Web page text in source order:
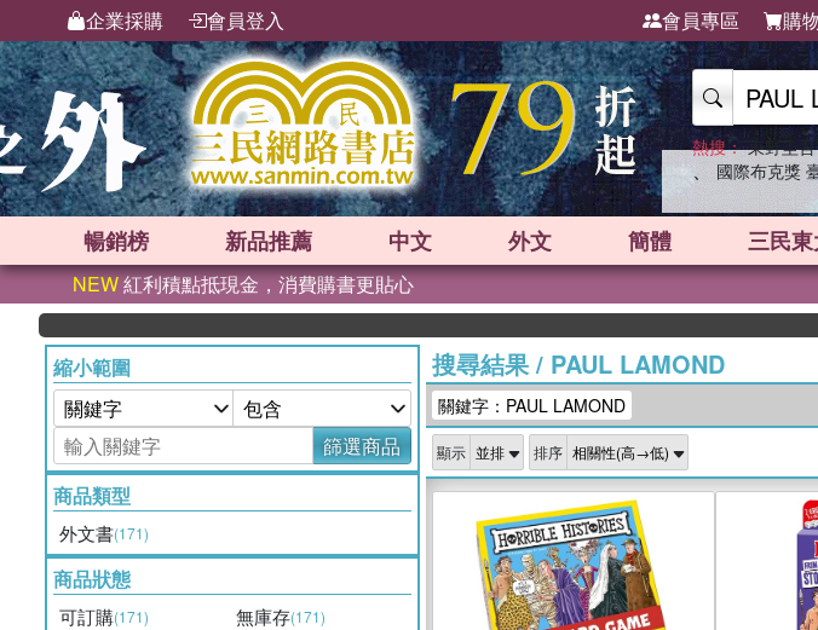
企業採購 會員登入 會員專區 購
熱搜： 東野圭吾
、 國際布克獎
暢銷榜 新品推薦 中文 外文 簡體 三民
NEW紅利積點抵現金，消費購書更貼心
縮小範圍
篩選商品
商品類型
外文書(171)
商品狀態
可訂購(171) 無庫存(171)
搜尋結果/ PAUL LAMOND
關鍵字：PAUL LAMOND
顯示 排序